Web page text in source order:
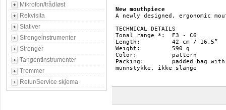
Mikrofon/trådløst
Rekvisita
Stativer
Strengeinstrumenter
Strenger
Tangentinstrumenter
Trommer
Retur/Service skjema
New mouthpiece
A newly designed, ergonomic
TECHNICAL DETAILS
Tonal range *: 	F3 - C6
Length: 	42 cm / 16.5”
Weight: 	590 g
Color: 		pattern
Packing: 	padded bag with carry strap
munnstykke, ikke slange